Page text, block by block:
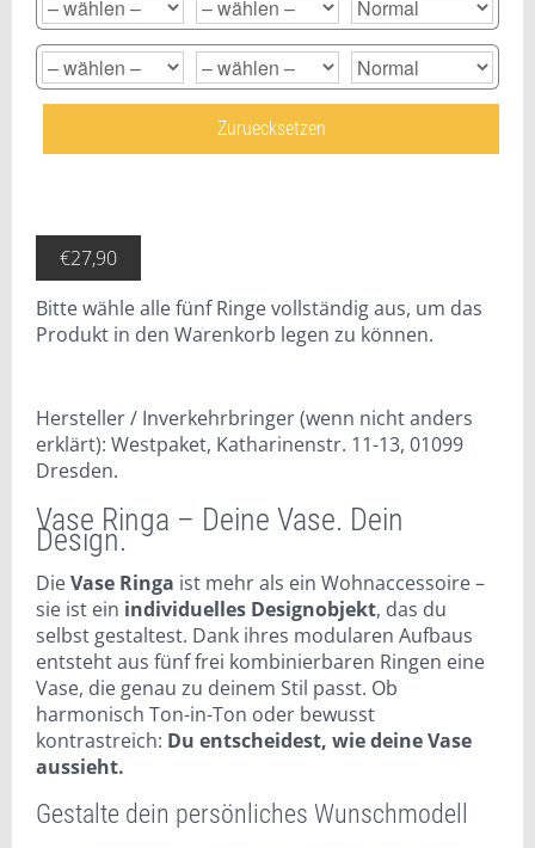
Zuruecksetzen
€27,90
Bitte wähle alle fünf Ringe vollständig aus, um das
Produkt in den Warenkorb legen zu können.
Hersteller / Inverkehrbringer (wenn nicht anders
erklärt): Westpaket, Katharinenstr. 11-13, 01099
Dresden.
Vase Ringa – Deine Vase. Dein
Design.
DieVase Ringa ist mehr als ein Wohnaccessoire –
sie ist ein individuelles Designobjekt, das du
selbst gestaltest. Dank ihres modularen Aufbaus
entsteht aus fünf frei kombinierbaren Ringen eine
Vase, die genau zu deinem Stil passt. Ob
harmonisch Ton-in-Ton oder bewusst
kontrastreich: Du entscheidest, wie deine Vase
aussieht.
Gestalte dein persönliches Wunschmodell